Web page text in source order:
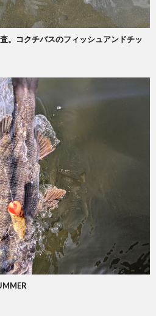
。コクチバスのフィッシュアンドチッ